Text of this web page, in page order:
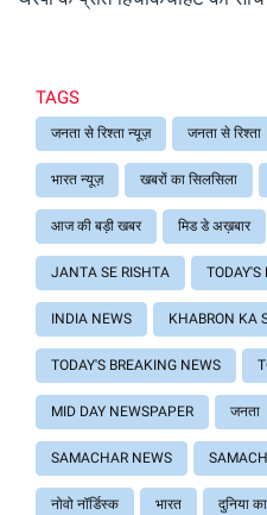
TAGS
जनता से रिश्ता न्यूज़ जनता से रिश्ता
भारत न्यूज़ खबरों का सिलसिला
आज की बड़ी खबर मिड डे अख़बार
JANTA SE RISHTA TODAY'S
INDIA NEWS KHABRON KA
TODAY'S BREAKING NEWS
MID DAY NEWSPAPER जनता
SAMACHAR NEWS
नोवो नॉर्डिस्क भारत दुनिया